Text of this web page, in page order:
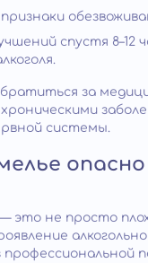
спустя 8–12
за
системы.
опасно
— это не просто
профессиональной